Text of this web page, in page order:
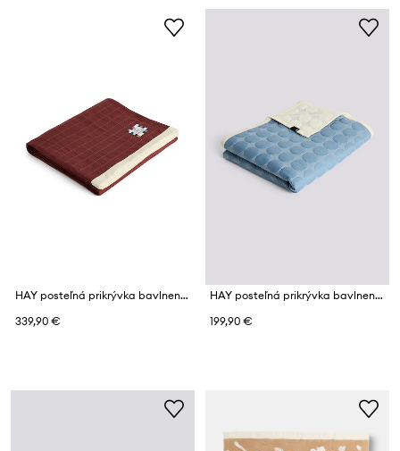
HAY posteľná prikrývka bavlnená 195 x 245 cm
339,90 €
HAY posteľná prikrývka bavlnená 195 x 245 cm
199,90 €